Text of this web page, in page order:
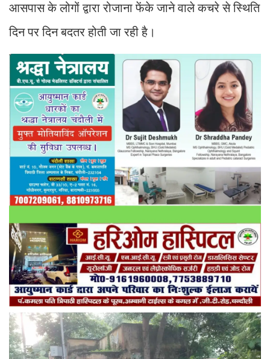
आसपास के लोगों द्वारा रोजाना फेंके जाने वाले कचरे से स्थिति
दिन पर दिन बदतर होती जा रही है।